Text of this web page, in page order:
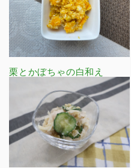
栗とかぼちゃの白和え